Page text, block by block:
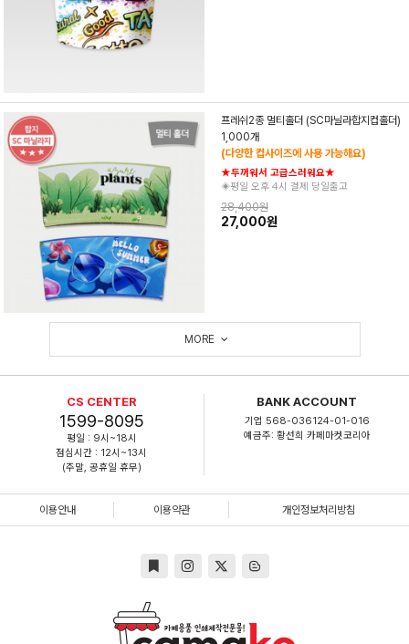
프레쉬2종 멀티홀더 (SC마닐라합지컵홀더)
1,000개
(다양한 컵사이즈에 사용 가능해요)
★두꺼워서 고급스러워요★
◈평일 오후 4시 결제 당일출고
28,400원
27,000원
MORE
CS CENTER
1599-8095
평일 : 9시~18시
점심시간 : 12시~13시
(주말, 공휴일 휴무)
BANK ACCOUNT
기업 568-036124-01-016
예금주: 황선희 카페마켓코리아
이용안내 이용약관 개인정보처리방침